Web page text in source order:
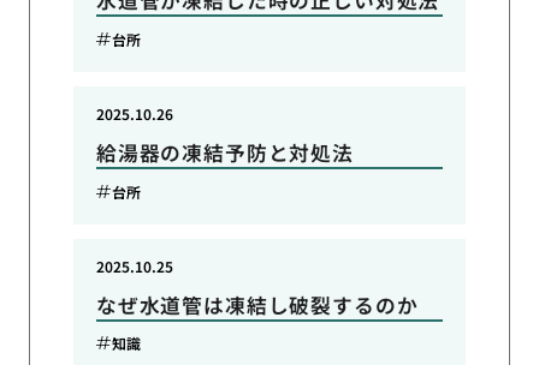
台所
給湯器の凍結予防と対処法
2025.10.26
台所
なぜ水道管は凍結し破裂するのか
2025.10.25
知識